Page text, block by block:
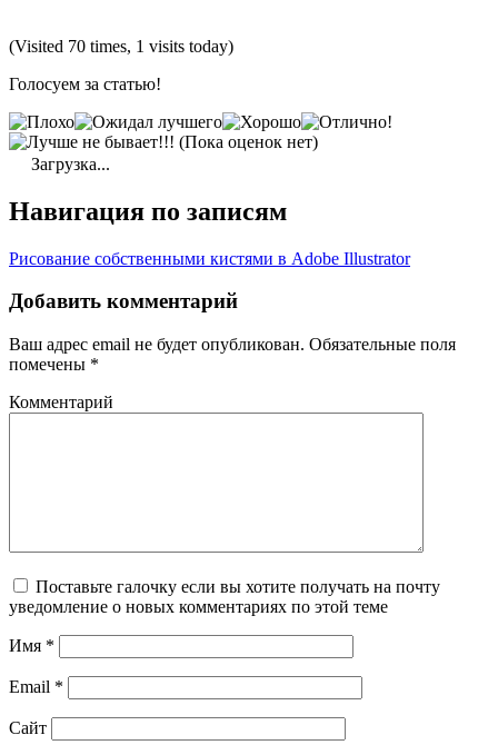
(Visited 70 times, 1 visits today)
Голосуем за статью!
(Пока оценок нет)
Загрузка...
Навигация по записям
Рисование собственными кистями в Adobe Illustrator
Добавить комментарий
Ваш адрес email не будет опубликован. Обязательные поля
помечены *
Комментарий
Поставьте галочку если вы хотите получать на почту
уведомление о новых комментариях по этой теме
Имя *
Email *
Сайт